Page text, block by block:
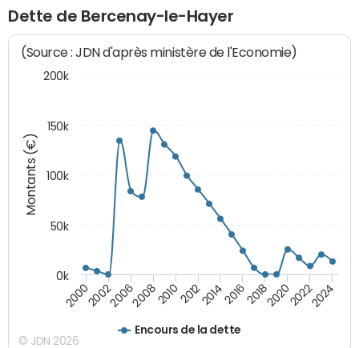
Dette de Bercenay-le-Hayer
Montants (€)
(Source : JDN d'après ministère de l'Economie)
Encours de la dette
200020022006200820102012201420162018202020222024
0k
50k
100k
150k
200k
© JDN 2026